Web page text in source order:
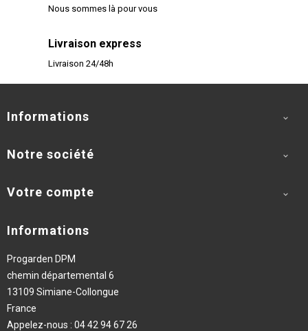
Nous sommes là pour vous
Livraison express
Livraison 24/48h
Informations 
Notre société 
Votre compte 
Informations
Progarden DPM
chemin départemental 6
13109 Simiane-Collongue
France
Appelez-nous : 04 42 94 67 26